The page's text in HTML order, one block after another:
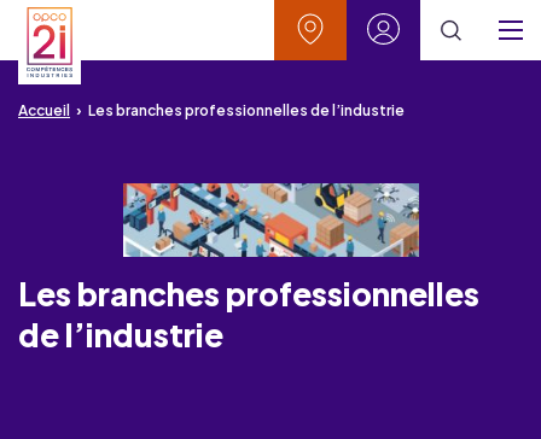
Aller au contenu
Aller à la recherche
Aller au menu
Aller au pied de page
Accueil Les branches professionnelles de l’industrie
Les branches professionnelles
de l’industrie